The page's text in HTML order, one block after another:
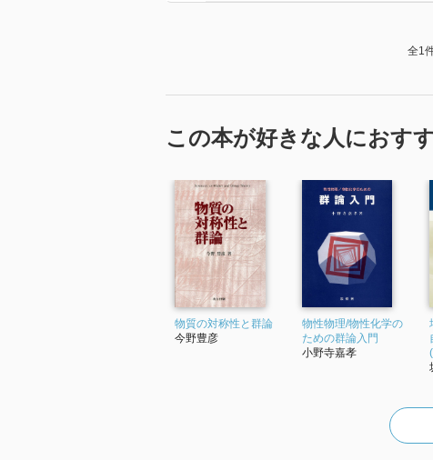
全1
この本が好きな人におす
物質の対称性と群論
今野豊彦
物性物理/物性化学の
ための群論入門
小野寺嘉孝